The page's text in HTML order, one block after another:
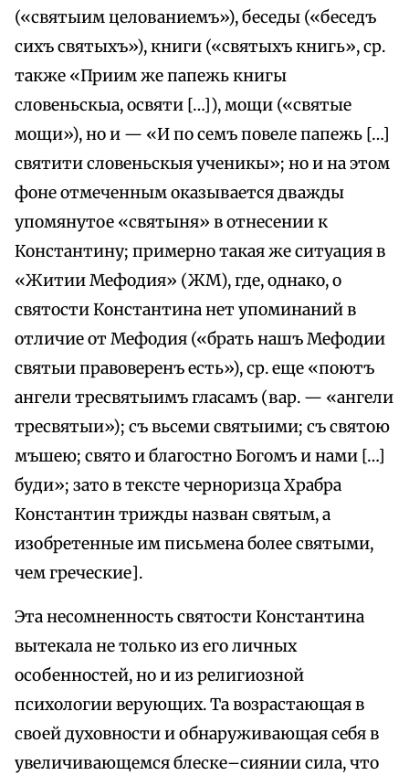
(«святыим целованиемъ»), беседы («беседъ
сихъ святыхъ»), книги («святыхъ книгь», ср.
также «Приим же папежь книгы
словеньскыа, освяти […]), мощи («святые
мощи»), но и — «И по семъ повеле папежь […]
святити словеньскыя ученикы»; но и на этом
фоне отмеченным оказывается дважды
упомянутое «святыня» в отнесении к
Константину; примерно такая же ситуация в
«Житии Мефодия» (ЖМ), где, однако, о
святости Константина нет упоминаний в
отличие от Мефодия («брать нашъ Мефодии
святыи правоверенъ есть»), ср. еще «поютъ
ангели тресвятыимъ гласамъ (вар. — «ангели
тресвятыи»); съ вьсеми святыими; съ святою
мъшею; свято и благостно Богомъ и нами […]
буди»; зато в тексте черноризца Храбра
Константин трижды назван святым, а
изобретенные им письмена более святыми,
чем греческие].
Эта несомненность святости Константина
вытекала не только из его личных
особенностей, но и из религиозной
психологии верующих. Та возрастающая в
своей духовности и обнаруживающая себя в
увеличивающемся блеске–сиянии сила, что